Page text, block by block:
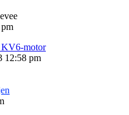
KV6-motor
12:58 pm